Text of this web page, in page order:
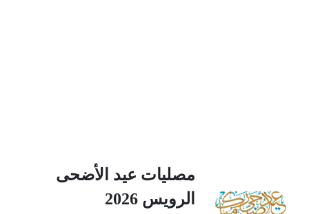
مصليات عيد الأضحى
الرويس 2026